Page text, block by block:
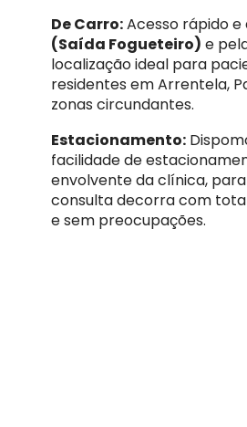
De Carro:Acesso rápido e
(Saída Fogueteiro) e
localização ideal para
residentes em Arrentela,
zonas circundantes.
Estacionamento:
facilidade de
envolvente da clínica, para
consulta decorra com
e sem preocupações.